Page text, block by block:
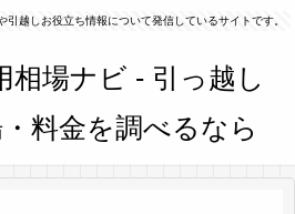
越しお役立ち情報について発信しているサイトです。